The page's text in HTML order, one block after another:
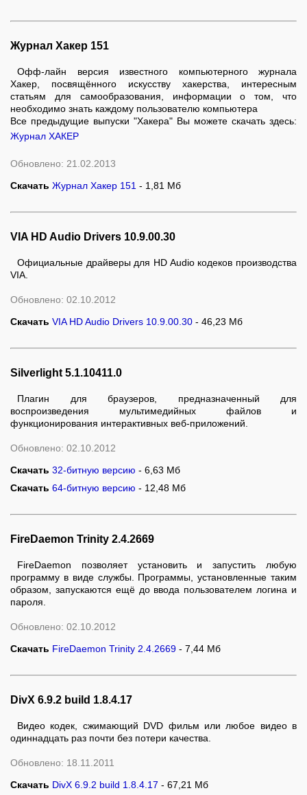
Журнал Хакер 151
Офф-лайн версия известного компьютерного журнала
Хакер, посвящённого искусству хакерства, интересным
статьям для самообразования, информации о том, что
необходимо знать каждому пользователю компьютера
Все предыдущие выпуски "Хакера" Вы можете скачать здесь:
Журнал ХАКЕР
Обновлено: 21.02.2013
Скачать Журнал Хакер 151 - 1,81 Мб
VIA HD Audio Drivers 10.9.00.30
Официальные драйверы для HD Audio кодеков производства
VIA.
Обновлено: 02.10.2012
Скачать VIA HD Audio Drivers 10.9.00.30 - 46,23 Мб
Silverlight 5.1.10411.0
Плагин для браузеров, предназначенный для
воспроизведения мультимедийных файлов и
функционирования интерактивных веб-приложений.
Обновлено: 02.10.2012
Скачать 32-битную версию - 6,63 Мб
Скачать 64-битную версию - 12,48 Мб
FireDaemon Trinity 2.4.2669
FireDaemon позволяет установить и запустить любую
программу в виде службы. Программы, установленные таким
образом, запускаются ещё до ввода пользователем логина и
пароля.
Обновлено: 02.10.2012
Скачать FireDaemon Trinity 2.4.2669 - 7,44 Мб
DivX 6.9.2 build 1.8.4.17
Видео кодек, сжимающий DVD фильм или любое видео в
одиннадцать раз почти без потери качества.
Обновлено: 18.11.2011
Скачать DivX 6.9.2 build 1.8.4.17 - 67,21 Мб